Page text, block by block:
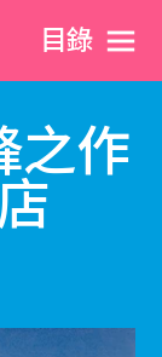
目​錄
之作